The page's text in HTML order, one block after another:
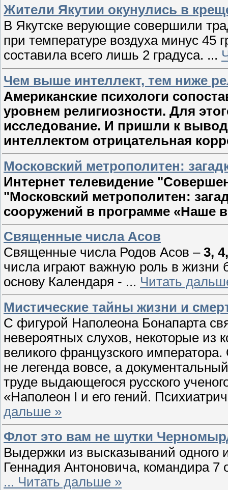
Жители Якутии окунулись в
В Якутске верующие совершили
при температуре воздуха минус 45
составила всего лишь 2 градуса. ...
Чем выше интеллект, тем ниже
Американские психологи
уровнем религиозности. Для
исследование. И пришли к
интеллектом отрицательная
Московский метрополитен:
Интернет телевидение
"Московский метрополитен:
сооружений в программе «Наше
Священные числа Асов
Священные числа Родов Асов – 3,
числа играют важную роль в жизни
основу Календаря - ... Читать
Мистические тайны жизни и
С фигурой Наполеона Бонапарта
невероятных слухов, некоторые из
великого французского
не легенда вовсе, а
труде выдающегося русского
«Наполеон I и его гений.
дальше »
Флот это вам не шутки
Выдержки из высказываний одного
Геннадия Антоновича, командира 7
... Читать дальше »